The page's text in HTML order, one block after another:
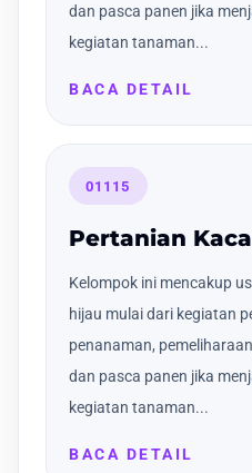
dan pasca panen jika
kegiatan tanaman...
BACA DETAIL
01115
Pertanian
Kelompok ini mencakup
hijau mulai dari kegiatan
penanaman,
dan pasca panen jika
kegiatan tanaman...
BACA DETAIL